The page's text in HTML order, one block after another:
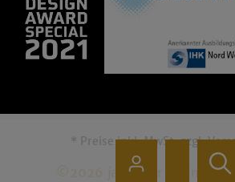
* Preise inkl. MwSt. zzgl.
©2026 jalalld'or - Eine